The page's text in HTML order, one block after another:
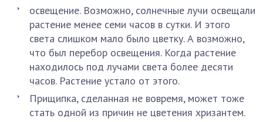
освещение. Возможно, солнечные лучи освещали
растение менее семи часов в сутки. И этого
света слишком мало было цветку. А возможно,
что был перебор освещения. Когда растение
находилось под лучами света более десяти
часов. Растение устало от этого.
Прищипка, сделанная не вовремя, может тоже
стать одной из причин не цветения хризантем.